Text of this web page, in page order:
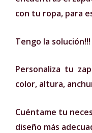
con tu ropa, para
Tengo la solución!!!
Personaliza tu
color, altura,
Cuéntame tu
diseño más